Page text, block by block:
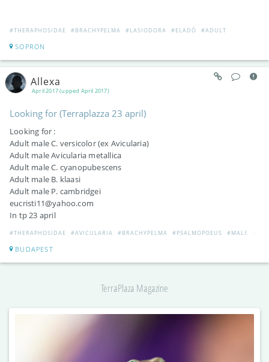
#THERAPHOSIDAE #BRACHYPELMA #LASIODORA #ELADÓ #ADULT
SOPRON
April 2017 (upped April 2017)
Allexa
Looking for (Terraplazza 23 april)
Looking for :
Adult male C. versicolor (ex Avicularia)
Adult male Avicularia metallica
Adult male C. cyanopubescens
Adult male B. klaasi
Adult male P. cambridgei
eucristi11@yahoo.com
In tp 23 april
#THERAPHOSIDAE #AVICULARIA #BRACHYPELMA #PSALMOPOEUS #MALE
BUDAPEST
TerraPlaza Magazine